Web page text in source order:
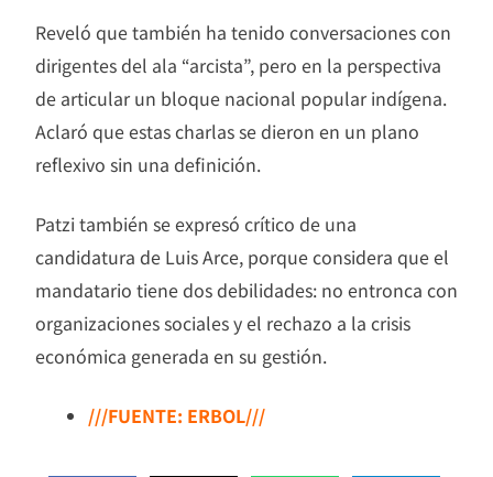
Reveló que también ha tenido conversaciones con
dirigentes del ala “arcista”, pero en la perspectiva
de articular un bloque nacional popular indígena.
Aclaró que estas charlas se dieron en un plano
reflexivo sin una definición.
Patzi también se expresó crítico de una
candidatura de Luis Arce, porque considera que el
mandatario tiene dos debilidades: no entronca con
organizaciones sociales y el rechazo a la crisis
económica generada en su gestión.
///FUENTE: ERBOL///